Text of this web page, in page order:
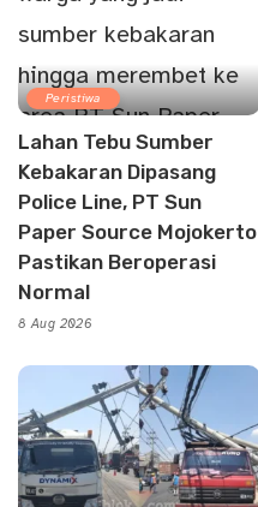
Peristiwa
Lahan Tebu Sumber
Kebakaran Dipasang
Police Line, PT Sun
Paper Source Mojokerto
Pastikan Beroperasi
Normal
8 Aug 2026